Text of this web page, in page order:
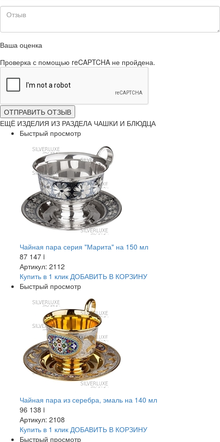
Ваша оценка
Проверка с помощью reCAPTCHA не пройдена.
ОТПРАВИТЬ ОТЗЫВ
ЕЩЁ ИЗДЕЛИЯ ИЗ РАЗДЕЛА ЧАШКИ И БЛЮДЦА
Быстрый просмотр
Чайная пара серия "Марита" на 150 мл
87 147 i
Артикул: 2112
Купить в 1 клик ДОБАВИТЬ В КОРЗИНУ
Быстрый просмотр
Чайная пара из серебра, эмаль на 140 мл
96 138 i
Артикул: 2108
Купить в 1 клик ДОБАВИТЬ В КОРЗИНУ
Быстрый просмотр